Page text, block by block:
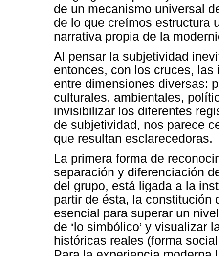
de un mecanismo universal
de lo que creímos estructura
narrativa propia de la
Al pensar la subjetividad
entonces, con los cruces,
entre dimensiones diversas:
culturales, ambientales,
invisibilizar los diferentes
de subjetividad, nos parece
que resultan esclarecedoras.
La primera forma de
separación y diferenciación
del grupo, está ligada a la
partir de ésta, la constitución
esencial para superar un
de ‘lo simbólico’ y visualizar
históricas reales (forma